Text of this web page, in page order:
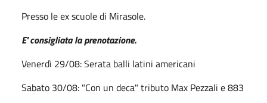
Presso le ex scuole di Mirasole.
E' consigliata la prenotazione.
Venerdì 29/08: Serata balli latini americani
Sabato 30/08: "Con un deca" tributo Max Pezzali e 883